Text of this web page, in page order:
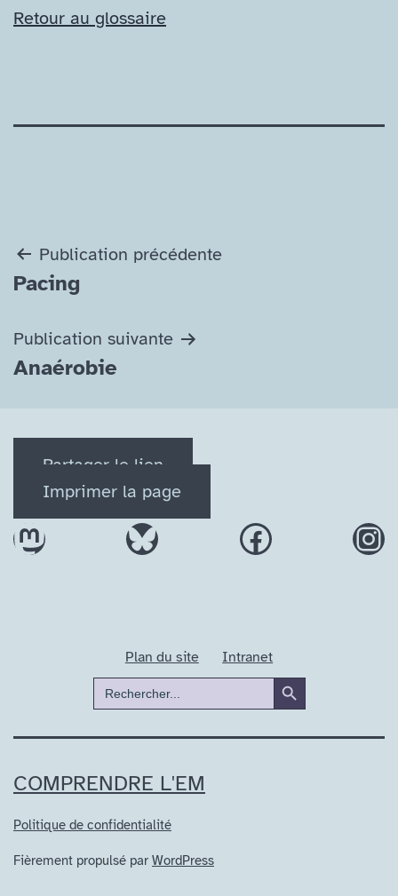
Retour au glossaire
Navigation
de
l’article
Publication précédente
Pacing
Publication suivante
Anaérobie
Partager le lien
Imprimer la page
MastodonBluesky Facebook
Plan du site Intranet
Search
for:
Search Button
COMPRENDRE L'EM
Politique de confidentialité
Fièrement propulsé par WordPress